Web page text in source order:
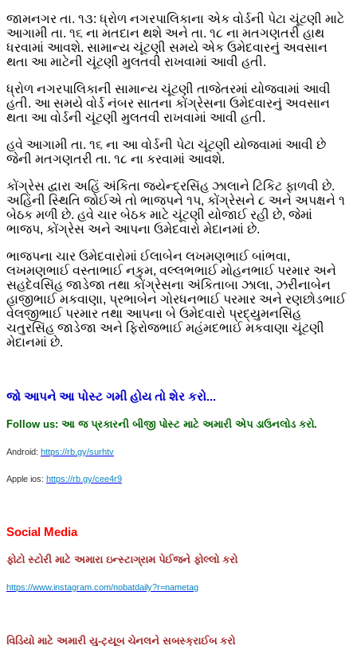
જામનગર તા. ૧૩: ધ્રોળ નગરપાલિકાના એક વોર્ડની પેટા ચૂંટણી માટે
આગામી તા. ૧૬ ના મતદાન થશે અને તા. ૧૮ ના મતગણતરી હાથ
ધરવામાં આવશે. સામાન્ય ચૂંટણી સમયે એક ઉમેદવારનું અવસાન
થતા આ માટેની ચૂંટણી મુલતવી રાખવામાં આવી હતી.
ધ્રોળ નગરપાલિકાની સામાન્ય ચૂંટણી તાજેતરમાં યોજવામાં આવી
હતી. આ સમયે વોર્ડ નંબર સાતના કોંગ્રેસના ઉમેદવારનું અવસાન
થતા આ વોર્ડની ચૂંટણી મુલતવી રાખવામાં આવી હતી.
હવે આગામી તા. ૧૬ ના આ વોર્ડની પેટા ચૂંટણી યોજવામાં આવી છે
જેની મતગણતરી તા. ૧૮ ના કરવામાં આવશે.
કોંગ્રેસ દ્વારા અહિં અંકિતા જયેન્દ્રસિંહ ઝાલાને ટિકિટ ફાળવી છે.
અહિંની સ્થિતિ જોઈએ તો ભાજપને ૧પ, કોંગ્રેસને ૮ અને અપક્ષને ૧
બેઠક મળી છે. હવે ચાર બેઠક માટે ચૂંટણી યોજાઈ રહી છે, જેમાં
ભાજપ, કોંગ્રેસ અને આપના ઉમેદવારો મેદાનમાં છે.
ભાજપના ચાર ઉમેદવારોમાં ઈલાબેન લખમણભાઈ બાંભવા,
લખમણભાઈ વસ્તાભાઈ નકુમ, વલ્લભભાઈ મોહનભાઈ પરમાર અને
સહદેવસિંહ જાડેજા તથા કોંગ્રેસના અંકિતાબા ઝાલા, ઝરીનાબેન
હાજીભાઈ મકવાણા, પ્રભાબેન ગોરધનભાઈ પરમાર અને રણછોડભાઈ
વેલજીભાઈ પરમાર તથા આપના બે ઉમેદવારો પ્રદ્યુમનસિંહ
ચતુરસિંહ જાડેજા અને ફિરોજભાઈ મહંમદભાઈ મકવાણા ચૂંટણી
મેદાનમાં છે.
જો આપને આ પોસ્ટ ગમી હોય તો શેર કરો...
Follow us: આ જ પ્રકારની બીજી પોસ્ટ માટે અમારી એપ ડાઉનલોડ કરો.
Android: https://rb.gy/surhtv
Apple ios: https://rb.gy/cee4r9
Social Media
ફોટો સ્ટોરી માટે અમારા ઇન્સ્ટાગ્રામ પેઈજને ફોલ્લો કરો
https://www.instagram.com/nobatdaily?r=nametag
વિડિયો માટે અમારી યુ-ટ્યૂબ ચેનલને સબસ્ક્રાઈબ કરો